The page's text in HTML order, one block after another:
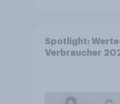
Spotlight:
Verbraucher